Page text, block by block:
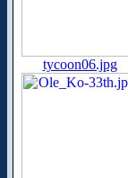
tycoon06.jpg